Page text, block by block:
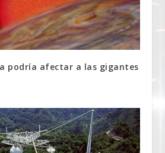
podría afectar a las gigantes